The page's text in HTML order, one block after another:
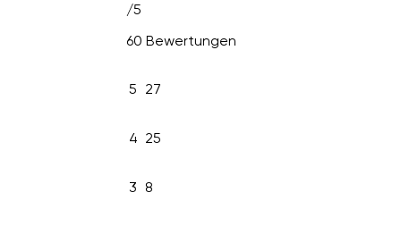
/5
60 Bewertungen
5 27
4 25
3 8